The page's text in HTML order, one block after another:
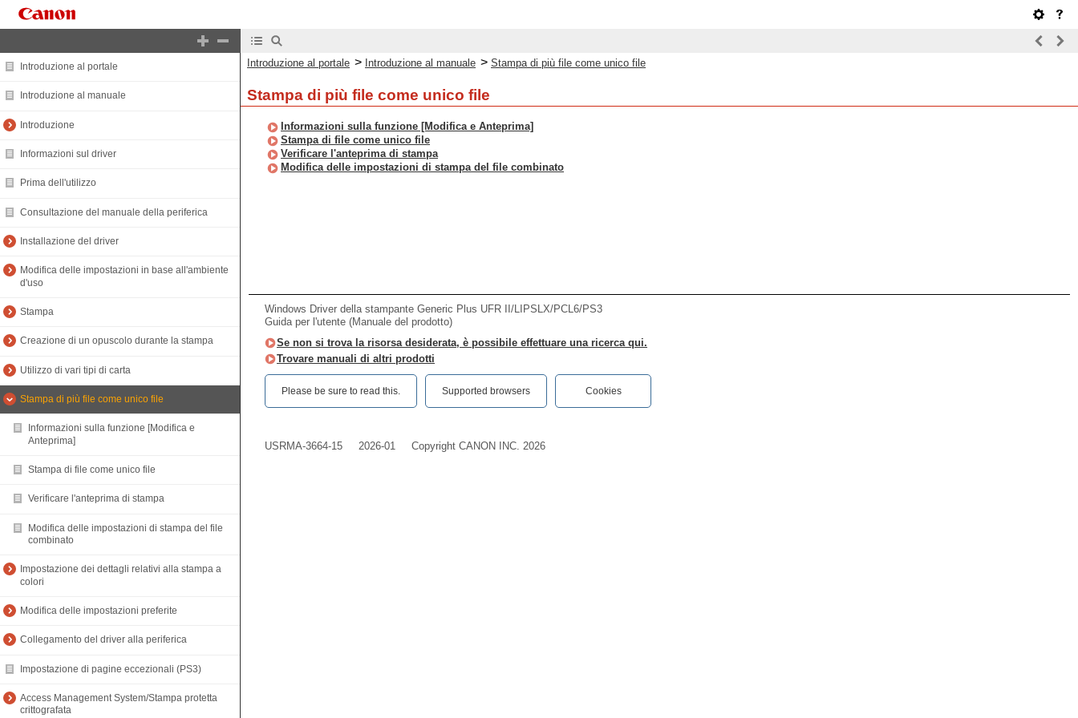
Introduzione al portale
Introduzione al manuale
Introduzione
Informazioni sul driver
Prima dell'utilizzo
Consultazione del manuale della periferica
Installazione del driver
Modifica delle impostazioni in base all'ambiente
d'uso
Stampa
Creazione di un opuscolo durante la stampa
Utilizzo di vari tipi di carta
Stampa di più file come unico file
Informazioni sulla funzione [Modifica e
Anteprima]
Stampa di file come unico file
Verificare l'anteprima di stampa
Modifica delle impostazioni di stampa del file
combinato
Impostazione dei dettagli relativi alla stampa a
colori
Modifica delle impostazioni preferite
Collegamento del driver alla periferica
Impostazione di pagine eccezionali (PS3)
Access Management System/Stampa protetta
crittografata
Introduzione al portale > Introduzione al manuale > Stampa di più file come unico file
Stampa di più file come unico file
Informazioni sulla funzione [Modifica e Anteprima]
Stampa di file come unico file
Verificare l'anteprima di stampa
Modifica delle impostazioni di stampa del file combinato
Windows Driver della stampante Generic Plus UFR II/LIPSLX/PCL6/PS3
Guida per l'utente (Manuale del prodotto)
Se non si trova la risorsa desiderata, è possibile effettuare una ricerca qui.
Trovare manuali di altri prodotti
Please be sure to read this.‎ Supported browsers Cookies
USRMA-3664-15 2026-01 Copyright CANON INC. 2026